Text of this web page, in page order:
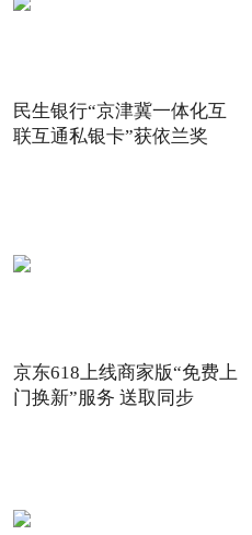
民生银行“京津冀一体化互
联互通私银卡”获依兰奖
京东618上线商家版“免费上
门换新”服务 送取同步